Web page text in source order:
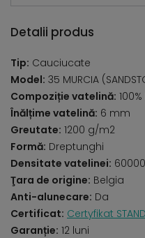
Detalii produs
Tip: Cauciucate
Model: 35 MURCIA
Compoziție vatelină:
Înălțime vatelină: 6 mm
Greutate: 1200 g/m2
Formă: Dreptunghi
Densitate vatelinei:
Ţara de origine: Belgia
Anti-alunecare: Da
Certificat: Certyfikat
Garanție: 12 luni